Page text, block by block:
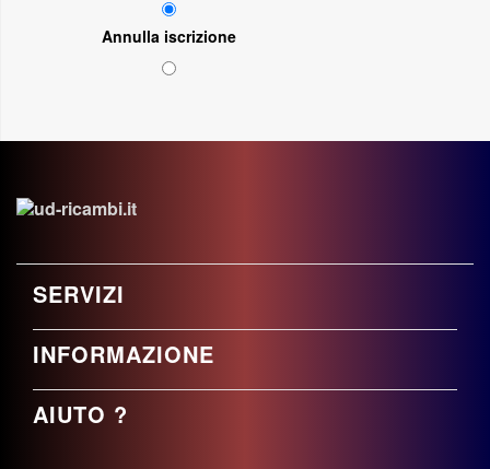
Annulla iscrizione
SERVIZI
INFORMAZIONE
AIUTO ?